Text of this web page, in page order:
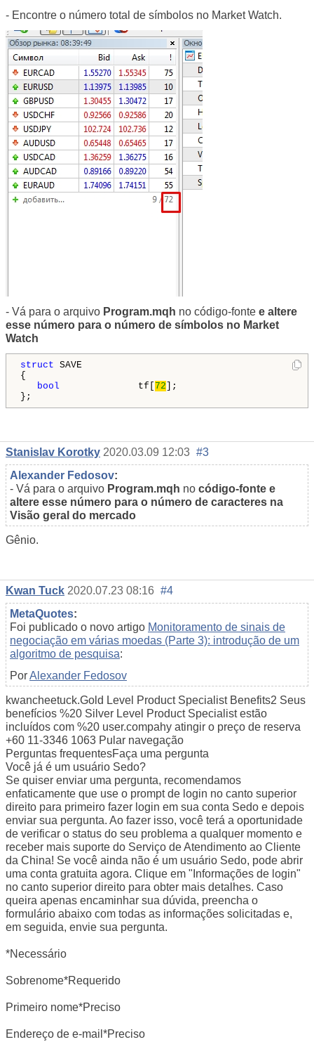
- Encontre o número total de símbolos no Market Watch.
- Vá para o arquivo Program.mqh no código-fonte e altere
esse número para o número de símbolos no Market
Watch
struct SAVE
{
bool tf[ 72 ];
};
Stanislav Korotky 2020.03.09 12:03 #3
Alexander Fedosov:
- Vá para o arquivo Program.mqh no código-fonte e
altere esse número para o número de caracteres na
Visão geral do mercado
Gênio.
Kwan Tuck 2020.07.23 08:16 #4
MetaQuotes:
Foi publicado o novo artigo Monitoramento de sinais de
negociação em várias moedas (Parte 3): introdução de um
algoritmo de pesquisa:
PorAlexander Fedosov
kwancheetuck.Gold Level Product Specialist Benefits2 Seus
benefícios %20 Silver Level Product Specialist estão
incluídos com %20 user.compahy atingir o preço de reserva
+60 11-3346 1063 Pular navegação
Perguntas frequentesFaça uma pergunta
Você já é um usuário Sedo?
Se quiser enviar uma pergunta, recomendamos
enfaticamente que use o prompt de login no canto superior
direito para primeiro fazer login em sua conta Sedo e depois
enviar sua pergunta. Ao fazer isso, você terá a oportunidade
de verificar o status do seu problema a qualquer momento e
receber mais suporte do Serviço de Atendimento ao Cliente
da China! Se você ainda não é um usuário Sedo, pode abrir
uma conta gratuita agora. Clique em "Informações de login"
no canto superior direito para obter mais detalhes. Caso
queira apenas encaminhar sua dúvida, preencha o
formulário abaixo com todas as informações solicitadas e,
em seguida, envie sua pergunta.
*Necessário
Sobrenome*Requerido
Primeiro nome*Preciso
Endereço de e-mail*Preciso